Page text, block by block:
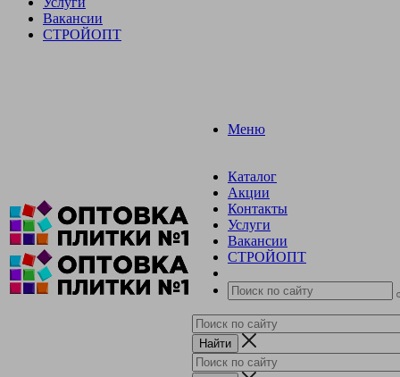
Вакансии
СТРОЙОПТ
Меню
Каталог
Акции
Контакты
Услуги
Вакансии
СТРОЙОПТ